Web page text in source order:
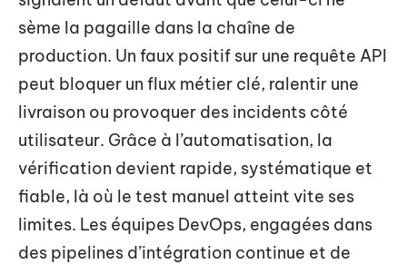
sème la pagaille dans la chaîne de
production. Un faux positif sur une requête API
peut bloquer un flux métier clé, ralentir une
livraison ou provoquer des incidents côté
utilisateur. Grâce à l’automatisation, la
vérification devient rapide, systématique et
fiable, là où le test manuel atteint vite ses
limites. Les équipes DevOps, engagées dans
des pipelines d’intégration continue et de